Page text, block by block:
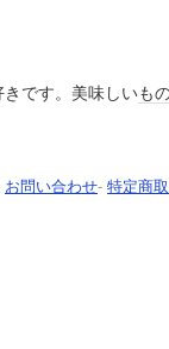
です。美味しいも
お問い合わせ- 特定商